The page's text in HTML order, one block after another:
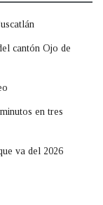
cantón Ojo de
en tres
va del 2026